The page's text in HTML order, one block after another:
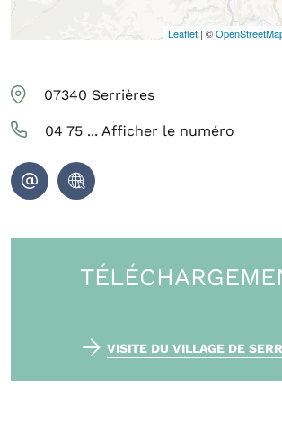
Leaflet | ©
07340 Serrières
04 75 ... Afficher le numéro
VISITE DU VILLAGE DE